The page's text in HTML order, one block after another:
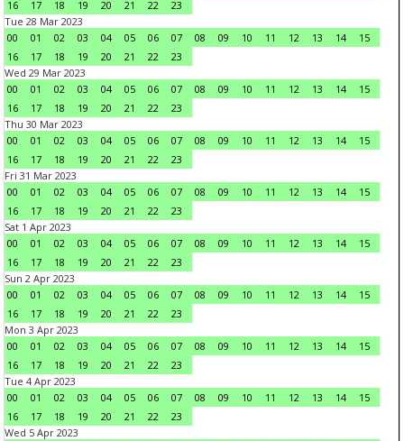
16
17 18 19 20 21 22
23
Tue 28 Mar 2023
00
01 02 03 04 05 06 07 08 09 10 11 12 13 14
15
16
17 18 19 20 21 22
23
Wed 29 Mar 2023
00
01 02 03 04 05 06 07 08 09 10 11 12 13 14
15
16
17 18 19 20 21 22
23
Thu 30 Mar 2023
00
01 02 03 04 05 06 07 08 09 10 11 12 13 14
15
16
17 18 19 20 21 22
23
Fri 31 Mar 2023
00
01 02 03 04 05 06 07 08 09 10 11 12 13 14
15
16
17 18 19 20 21 22
23
Sat 1 Apr 2023
00
01 02 03 04 05 06 07 08 09 10 11 12 13 14
15
16
17 18 19 20 21 22
23
Sun 2 Apr 2023
00
01 02 03 04 05 06 07 08 09 10 11 12 13 14
15
16
17 18 19 20 21 22
23
Mon 3 Apr 2023
00
01 02 03 04 05 06 07 08 09 10 11 12 13 14
15
16
17 18 19 20 21 22
23
Tue 4 Apr 2023
00
01 02 03 04 05 06 07 08 09 10 11 12 13 14
15
16
17 18 19 20 21 22
23
Wed 5 Apr 2023